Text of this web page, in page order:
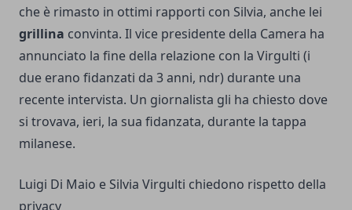
che è rimasto in ottimi rapporti con Silvia, anche lei
grillina convinta. Il vice presidente della Camera ha
annunciato la fine della relazione con la Virgulti (i
due erano fidanzati da 3 anni, ndr) durante una
recente intervista. Un giornalista gli ha chiesto dove
si trovava, ieri, la sua fidanzata, durante la tappa
milanese.
Luigi Di Maio e Silvia Virgulti chiedono rispetto della
privacy